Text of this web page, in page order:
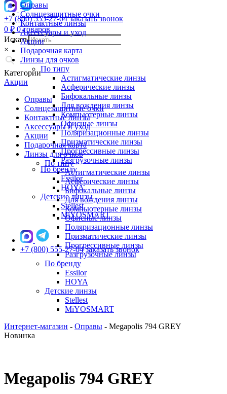
+7 (800) 555-27-04 заказать звонок
0 ₽ 0 товаров
Искать
×
Категории
Акции
Оправы
Солнцезащитные очки
Контактные линзы
Аксессуары и уход
Акции
Подарочная карта
Линзы для очков
По типу
Астигматические линзы
Асферические линзы
Бифокальные линзы
Для вождения линзы
Компьютерные линзы
Офисные линзы
Поляризационные линзы
Призматические линзы
Прогрессивные линзы
Разгрузочные линзы
По бренду
Essilor
HOYA
Детские линзы
Stellest
MiYOSMART
Оправы
Солнцезащитные очки
Контактные линзы
Аксессуары и уход
Акции
Подарочная карта
Линзы для очков
По типу
Астигматические линзы
Асферические линзы
Бифокальные линзы
Для вождения линзы
Компьютерные линзы
Офисные линзы
Поляризационные линзы
Призматические линзы
Прогрессивные линзы
Разгрузочные линзы
По бренду
Essilor
HOYA
Детские линзы
Stellest
MiYOSMART
+7 (800) 555-27-04 заказать звонок
Интернет-магазин - Оправы - Megapolis 794 GREY
Новинка
Megapolis 794 GREY